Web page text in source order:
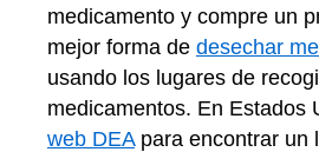
medicamento y compre un
mejor forma de desechar
usando los lugares de
medicamentos. En Estados
web DEApara encontrar un